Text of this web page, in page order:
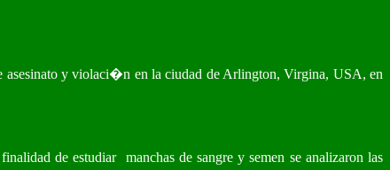
asesinato y violaci�n en la ciudad de Arlington, Virgina, USA, en
de estudiar
manchas de sangre y semen se analizaron las